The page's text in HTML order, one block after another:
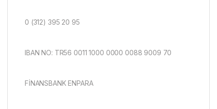
0 (312) 395 20 95
IBAN NO: TR56 0011 1000 0000 0088 9009 70
FİNANSBANK ENPARA